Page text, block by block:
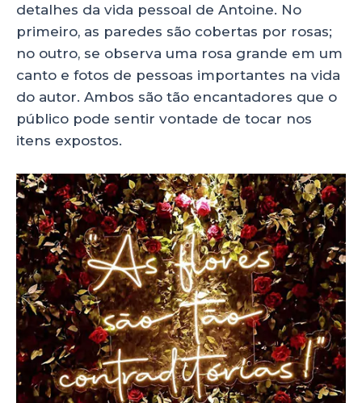
detalhes da vida pessoal de Antoine. No
primeiro, as paredes são cobertas por rosas;
no outro, se observa uma rosa grande em um
canto e fotos de pessoas importantes na vida
do autor. Ambos são tão encantadores que o
público pode sentir vontade de tocar nos
itens expostos.